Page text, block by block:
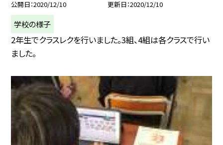
公開日 2020/12/10 更新日 2020/12/10
学校の様子
2年生でクラスレクを行いました。3組、4組は各クラスで行い
ました。